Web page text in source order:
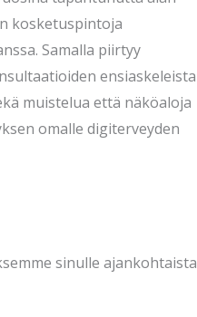
kosketuspintoja
Samalla piirtyy
ensiaskeleista
muistelua että näköaloja
omalle digiterveyden
sinulle ajankohtaista